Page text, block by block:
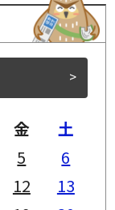
>
金
土
5
6
12
13